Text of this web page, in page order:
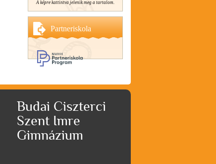
A képre kattintva jelenik meg a tartalom.
Partneriskola
Budai Ciszterci
Szent Imre
Gimnázium